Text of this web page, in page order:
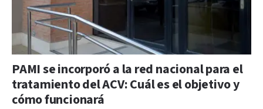
PAMI se incorporó a la red nacional para el
tratamiento del ACV: Cuál es el objetivo y
cómo funcionará